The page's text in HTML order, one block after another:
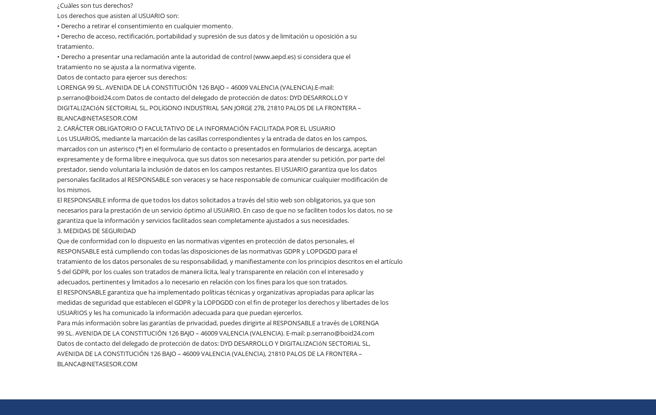
¿Cuáles son tus derechos?
Los derechos que asisten al USUARIO son:
• Derecho a retirar el consentimiento en cualquier momento.
• Derecho de acceso, rectificación, portabilidad y supresión de sus datos y de limitación u oposición a su
tratamiento.
• Derecho a presentar una reclamación ante la autoridad de control (www.aepd.es) si considera que el
tratamiento no se ajusta a la normativa vigente.
Datos de contacto para ejercer sus derechos:
LORENGA 99 SL. AVENIDA DE LA CONSTITUCIÓN 126 BAJO – 46009 VALENCIA (VALENCIA).E-mail:
p.serrano@boid24.com Datos de contacto del delegado de protección de datos: DYD DESARROLLO Y
DIGITALIZACIóN SECTORIAL SL, POLíGONO INDUSTRIAL SAN JORGE 278, 21810 PALOS DE LA FRONTERA –
BLANCA@NETASESOR.COM
2. CARÁCTER OBLIGATORIO O FACULTATIVO DE LA INFORMACIÓN FACILITADA POR EL USUARIO
Los USUARIOS, mediante la marcación de las casillas correspondientes y la entrada de datos en los campos,
marcados con un asterisco (*) en el formulario de contacto o presentados en formularios de descarga, aceptan
expresamente y de forma libre e inequívoca, que sus datos son necesarios para atender su petición, por parte del
prestador, siendo voluntaria la inclusión de datos en los campos restantes. El USUARIO garantiza que los datos
personales facilitados al RESPONSABLE son veraces y se hace responsable de comunicar cualquier modificación de
los mismos.
El RESPONSABLE informa de que todos los datos solicitados a través del sitio web son obligatorios, ya que son
necesarios para la prestación de un servicio óptimo al USUARIO. En caso de que no se faciliten todos los datos, no se
garantiza que la información y servicios facilitados sean completamente ajustados a sus necesidades.
3. MEDIDAS DE SEGURIDAD
Que de conformidad con lo dispuesto en las normativas vigentes en protección de datos personales, el
RESPONSABLE está cumpliendo con todas las disposiciones de las normativas GDPR y LOPDGDD para el
tratamiento de los datos personales de su responsabilidad, y manifiestamente con los principios descritos en el artículo
5 del GDPR, por los cuales son tratados de manera lícita, leal y transparente en relación con el interesado y
adecuados, pertinentes y limitados a lo necesario en relación con los fines para los que son tratados.
El RESPONSABLE garantiza que ha implementado políticas técnicas y organizativas apropiadas para aplicar las
medidas de seguridad que establecen el GDPR y la LOPDGDD con el fin de proteger los derechos y libertades de los
USUARIOS y les ha comunicado la información adecuada para que puedan ejercerlos.
Para más información sobre las garantías de privacidad, puedes dirigirte al RESPONSABLE a través de LORENGA
99 SL. AVENIDA DE LA CONSTITUCIÓN 126 BAJO – 46009 VALENCIA (VALENCIA). E-mail: p.serrano@boid24.com
Datos de contacto del delegado de protección de datos: DYD DESARROLLO Y DIGITALIZACIóN SECTORIAL SL,
AVENIDA DE LA CONSTITUCIÓN 126 BAJO – 46009 VALENCIA (VALENCIA), 21810 PALOS DE LA FRONTERA –
BLANCA@NETASESOR.COM